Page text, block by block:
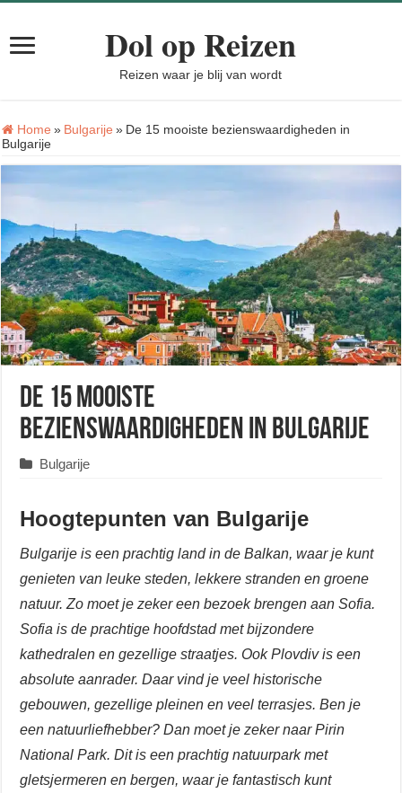
Dol op Reizen
Reizen waar je blij van wordt
Home » Bulgarije » De 15 mooiste bezienswaardigheden in
Bulgarije
De 15 mooiste
bezienswaardigheden in Bulgarije
Bulgarije
Hoogtepunten van Bulgarije
Bulgarije is een prachtig land in de Balkan, waar je kunt
genieten van leuke steden, lekkere stranden en groene
natuur. Zo moet je zeker een bezoek brengen aan Sofia.
Sofia is de prachtige hoofdstad met bijzondere
kathedralen en gezellige straatjes. Ook Plovdiv is een
absolute aanrader. Daar vind je veel historische
gebouwen, gezellige pleinen en veel terrasjes. Ben je
een natuurliefhebber? Dan moet je zeker naar Pirin
National Park. Dit is een prachtig natuurpark met
gletsjermeren en bergen, waar je fantastisch kunt